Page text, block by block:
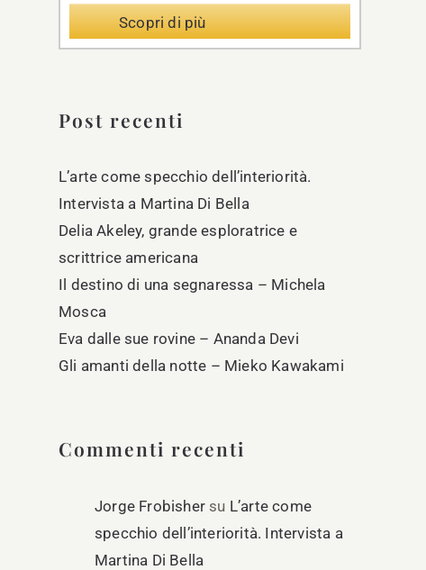
Scopri di più
Post recenti
L’arte come specchio dell’interiorità.
Intervista a Martina Di Bella
Delia Akeley, grande esploratrice e
scrittrice americana
Il destino di una segnaressa – Michela
Mosca
Eva dalle sue rovine – Ananda Devi
Gli amanti della notte – Mieko Kawakami
Commenti recenti
Jorge Frobisher su L’arte come
specchio dell’interiorità. Intervista a
Martina Di Bella